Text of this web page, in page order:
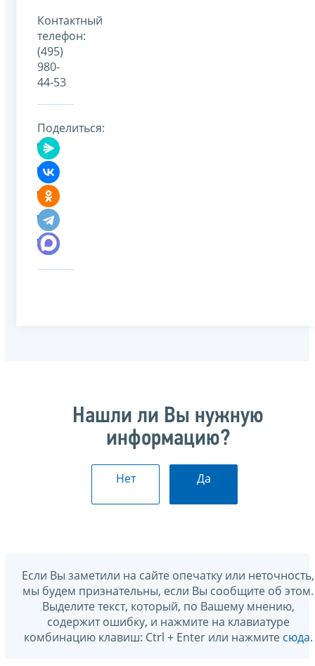
Контактный
телефон:
(495)
980-
44-53
Поделиться:
Нашли ли Вы нужную
информацию?
Нет Да
Если Вы заметили на сайте опечатку или неточность,
мы будем признательны, если Вы сообщите об этом.
Выделите текст, который, по Вашему мнению,
содержит ошибку, и нажмите на клавиатуре
комбинацию клавиш: Ctrl + Enter или нажмите сюда.